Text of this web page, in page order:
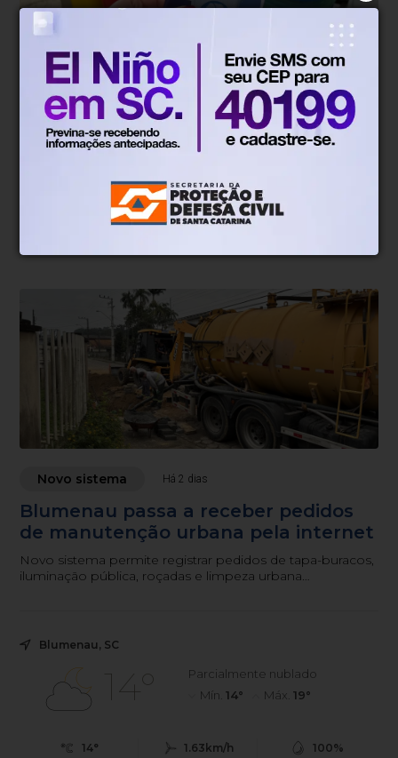
Gestão de resíduos Há 2 dias
Fiscais do Samae iniciam campanha
para orientar grandes geradores de
Campanha começa na próxima segunda-feira (10) e
busca orientar comerciantes e prestadores de serviços
Novo sistema Há 2 dias
Blumenau passa a receber pedidos
de manutenção urbana pela internet
Novo sistema permite registrar pedidos de tapa-buracos,
iluminação pública, roçadas e limpeza urbana
Blumenau, SC
14°
Parcialmente nublado
Mín. 14° Máx. 19°
14° 1.63km/h 100%